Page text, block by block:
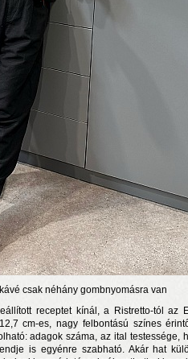
csak néhány gombnyomásra van
receptet kínál, a Ristretto-tól az
cm-es, nagy felbontású színes
adagok száma, az ital testessége,
is egyénre szabható. Akár hat